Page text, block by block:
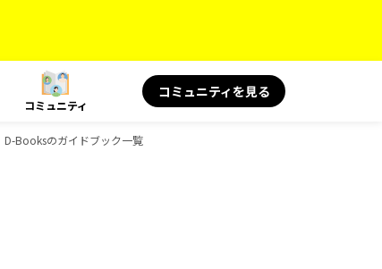
コミュニティ
コミュニティを見る
D-Booksのガイドブック一覧